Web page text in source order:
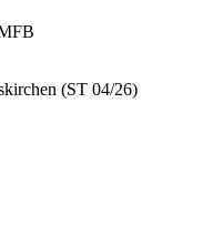
(ST 04/26)